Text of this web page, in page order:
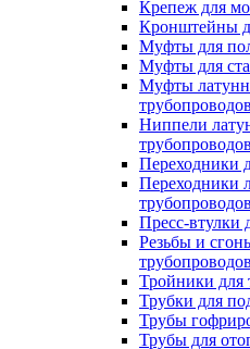
Крепеж для
Кронштейны
Муфты для
Муфты для
Муфты
трубопроводов
Ниппели
трубопроводов
Переходники
Переходники
трубопроводов
Пресс-втулки
Резьбы и
трубопроводов
Тройники для
Трубки для
Трубы
Трубы для